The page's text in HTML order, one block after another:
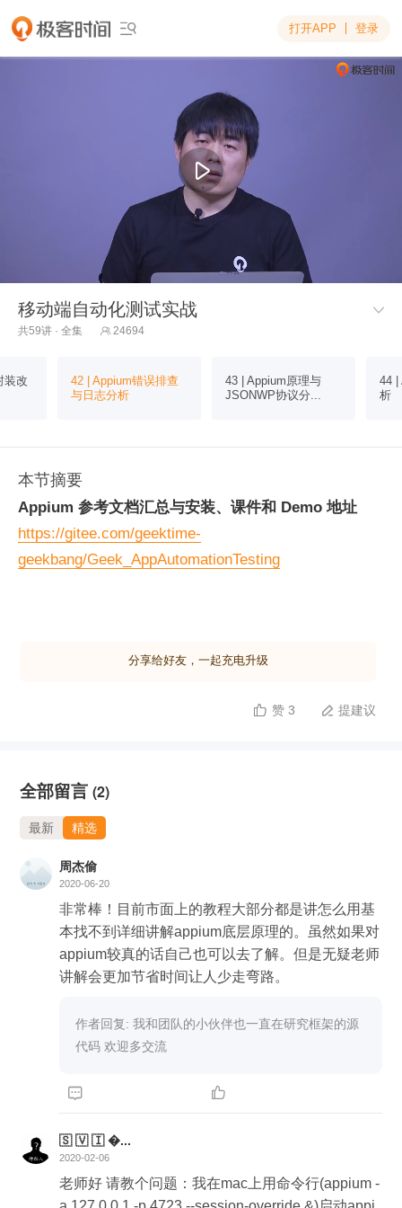
 打开APP 登录
移动端自动化测试实战 
共59讲 · 全集  24694
装改
42 | Appium错误排查
与日志分析
43 | Appium原理与
JSONWP协议分...
44 |
析
本节摘要
Appium 参考文档汇总与安装、课件和 Demo 地址
https://gitee.com/geektime-
geekbang/Geek_AppAutomationTesting
分享给好友，一起充电升级
 赞 3  提建议
全部留言 (2)
最新 精选
周杰偷
2020-06-20
非常棒！目前市面上的教程大部分都是讲怎么用基
本找不到详细讲解appium底层原理的。虽然如果对
appium较真的话自己也可以去了解。但是无疑老师
讲解会更加节省时间让人少走弯路。
作者回复: 我和团队的小伙伴也一直在研究框架的源
代码 欢迎多交流
 
🇸 🇻 🇮 ...
2020-02-06
老师好 请教个问题：我在mac上用命令行(appium -